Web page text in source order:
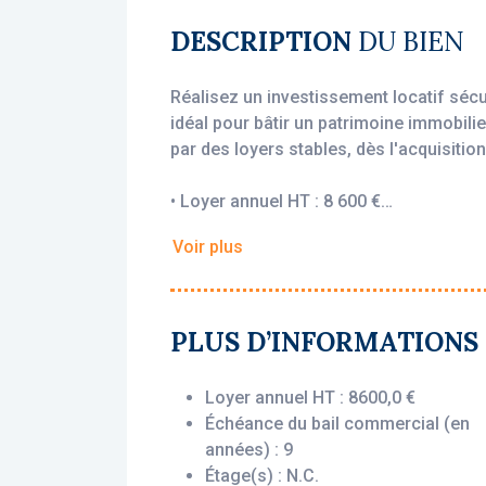
DESCRIPTION DU BIEN
Réalisez un investissement locatif
idéal pour bâtir un patrimoine
par des loyers stables, dès
• Loyer annuel HT : 8 600 €
• Gestionnaire : LNA Santé
sur vos revenus locatifs. Le bien est
Santé), engagé par un bail
Description du bien :
Cette chambre située au rez-de-
Voir plus
PLUS D’INFORMATIONS
Loyer annuel HT : 8600,0 €
Échéance du bail commercial (en
années) : 9
Étage(s) : N.C.